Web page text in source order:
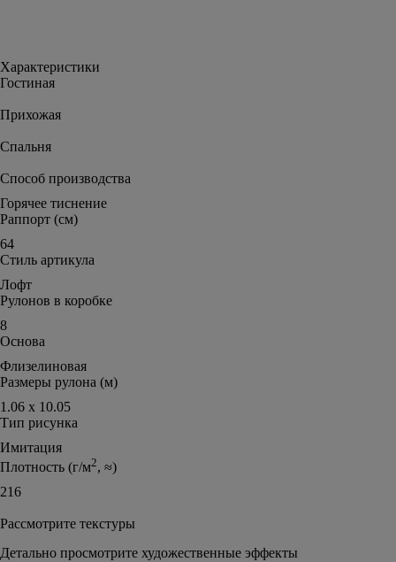
Характеристики
Гостиная
Прихожая
Спальня
Способ производства
Горячее тиснение
Раппорт (см)
64
Стиль артикула
Лофт
Рулонов в коробке
8
Основа
Флизелиновая
Размеры рулона (м)
1.06 х 10.05
Тип рисунка
Имитация
Плотность (г/м2, ≈)
216
Рассмотрите текстуры
Детально просмотрите художественные эффекты